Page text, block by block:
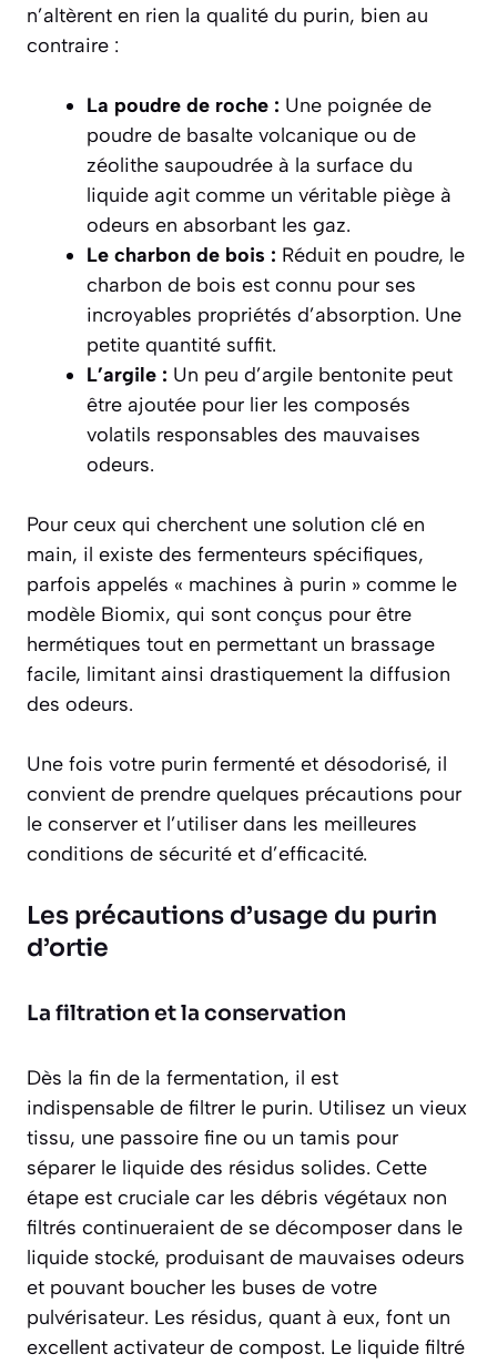
n’altèrent en rien la qualité du purin, bien au
contraire :
La poudre de roche : Une poignée de
poudre de basalte volcanique ou de
zéolithe saupoudrée à la surface du
liquide agit comme un véritable piège à
odeurs en absorbant les gaz.
Le charbon de bois : Réduit en poudre, le
charbon de bois est connu pour ses
incroyables propriétés d’absorption. Une
petite quantité suffit.
L’argile : Un peu d’argile bentonite peut
être ajoutée pour lier les composés
volatils responsables des mauvaises
odeurs.
Pour ceux qui cherchent une solution clé en
main, il existe des fermenteurs spécifiques,
parfois appelés « machines à purin » comme le
modèle Biomix, qui sont conçus pour être
hermétiques tout en permettant un brassage
facile, limitant ainsi drastiquement la diffusion
des odeurs.
Une fois votre purin fermenté et désodorisé, il
convient de prendre quelques précautions pour
le conserver et l’utiliser dans les meilleures
conditions de sécurité et d’efficacité.
Les précautions d’usage du purin
d’ortie
La filtration et la conservation
Dès la fin de la fermentation, il est
indispensable de filtrer le purin. Utilisez un vieux
tissu, une passoire fine ou un tamis pour
séparer le liquide des résidus solides. Cette
étape est cruciale car les débris végétaux non
filtrés continueraient de se décomposer dans le
liquide stocké, produisant de mauvaises odeurs
et pouvant boucher les buses de votre
pulvérisateur. Les résidus, quant à eux, font un
excellent activateur de compost. Le liquide filtré